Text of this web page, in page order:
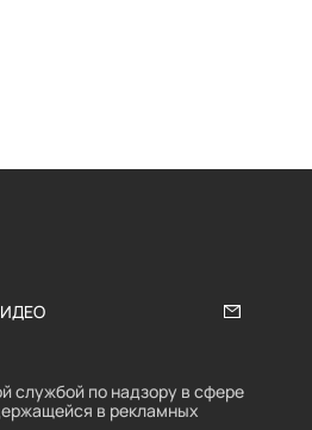
службой по надзору в сфере
в рекламных